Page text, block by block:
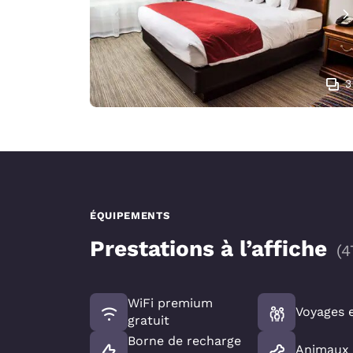
3
ÉQUIPEMENTS
Prestations à l’affiche (
WiFi premium
gratuit
Borne de recharge
Voyages